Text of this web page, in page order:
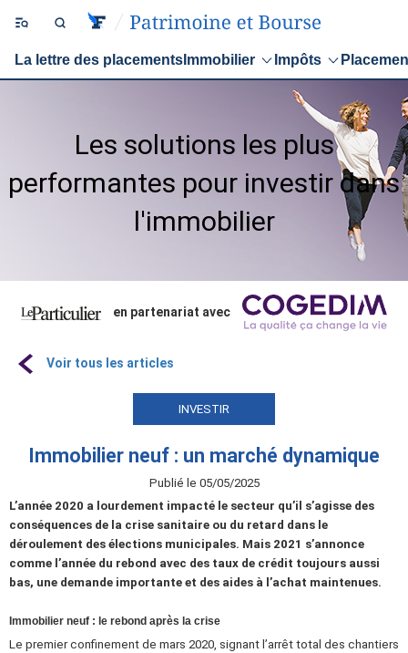
La lettre des placements Immobilier Impôts
Les solutions les plus
performantes pour investir dans
l'immobilier
en partenariat avec
Voir tous les articles
INVESTIR
Immobilier neuf : un marché dynamique
Publié le 05/05/2025
L’année 2020 a lourdement impacté le secteur qu’il s’agisse des
conséquences de la crise sanitaire ou du retard dans le
déroulement des élections municipales. Mais 2021 s’annonce
comme l’année du rebond avec des taux de crédit toujours aussi
bas, une demande importante et des aides à l’achat maintenues.
Immobilier neuf : le rebond après la crise
Le premier confinement de mars 2020, signant l’arrêt total des chantiers